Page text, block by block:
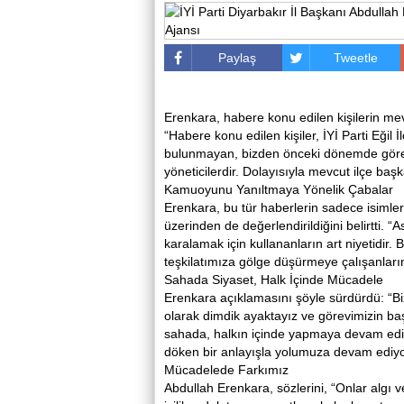
Paylaş Tweetle
Erenkara, habere konu edilen kişilerin
“Habere konu edilen kişiler, İYİ Parti Eğil
bulunmayan, bizden önceki dönemde
yöneticilerdir. Dolayısıyla mevcut ilçe
Kamuoyunu Yanıltmaya Yönelik Çabalar
Erenkara, bu tür haberlerin sadece
üzerinden de değerlendirildiğini belirtti.
karalamak için kullananların art niyetidir.
teşkilatımıza gölge düşürmeye
Sahada Siyaset, Halk İçinde Mücadele
Erenkara açıklamasını şöyle sürdürdü:
olarak dimdik ayaktayız ve görevimizin
sahada, halkın içinde yapmaya devam
döken bir anlayışla yolumuza devam
Mücadelede Farkımız
Abdullah Erenkara, sözlerini, “Onlar algı